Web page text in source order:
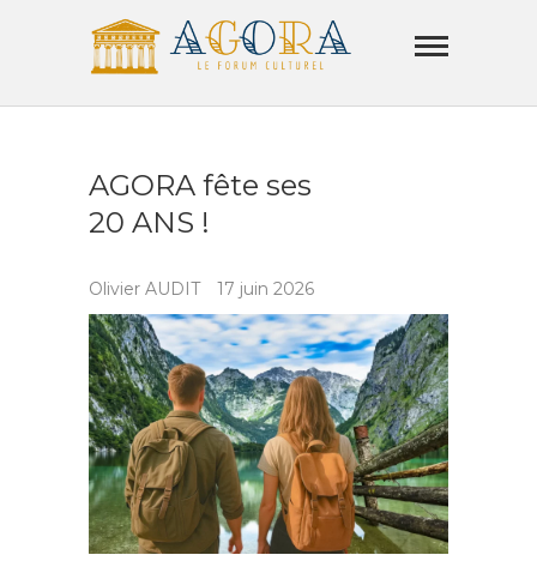
Agora
LE FORUM CULTUREL
AGORA fête ses
20 ANS !
Olivier AUDIT 17 juin 2026